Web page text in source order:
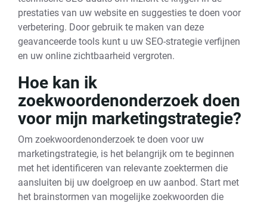
prestaties van uw website en suggesties te doen voor
verbetering. Door gebruik te maken van deze
geavanceerde tools kunt u uw SEO-strategie verfijnen
en uw online zichtbaarheid vergroten.
Hoe kan ik
zoekwoordenonderzoek doen
voor mijn marketingstrategie?
Om zoekwoordenonderzoek te doen voor uw
marketingstrategie, is het belangrijk om te beginnen
met het identificeren van relevante zoektermen die
aansluiten bij uw doelgroep en uw aanbod. Start met
het brainstormen van mogelijke zoekwoorden die